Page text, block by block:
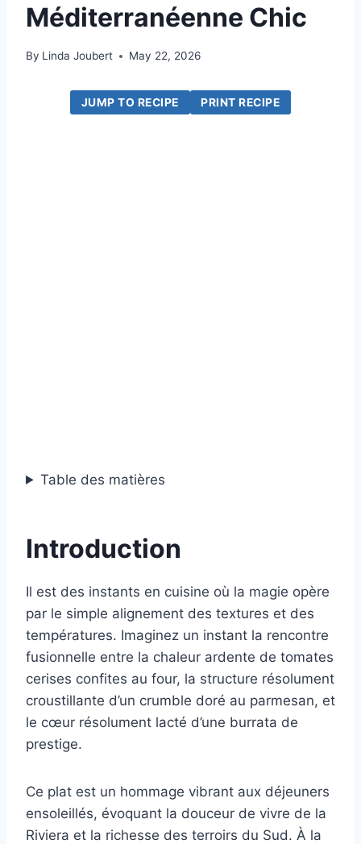
Méditerranéenne Chic
By Linda Joubert May 22, 2026
JUMP TO RECIPE PRINT RECIPE
Table des matières
Introduction
Il est des instants en cuisine où la magie opère
par le simple alignement des textures et des
températures. Imaginez un instant la rencontre
fusionnelle entre la chaleur ardente de tomates
cerises confites au four, la structure résolument
croustillante d’un crumble doré au parmesan, et
le cœur résolument lacté d’une burrata de
prestige.
Ce plat est un hommage vibrant aux déjeuners
ensoleillés, évoquant la douceur de vivre de la
Riviera et la richesse des terroirs du Sud. À la